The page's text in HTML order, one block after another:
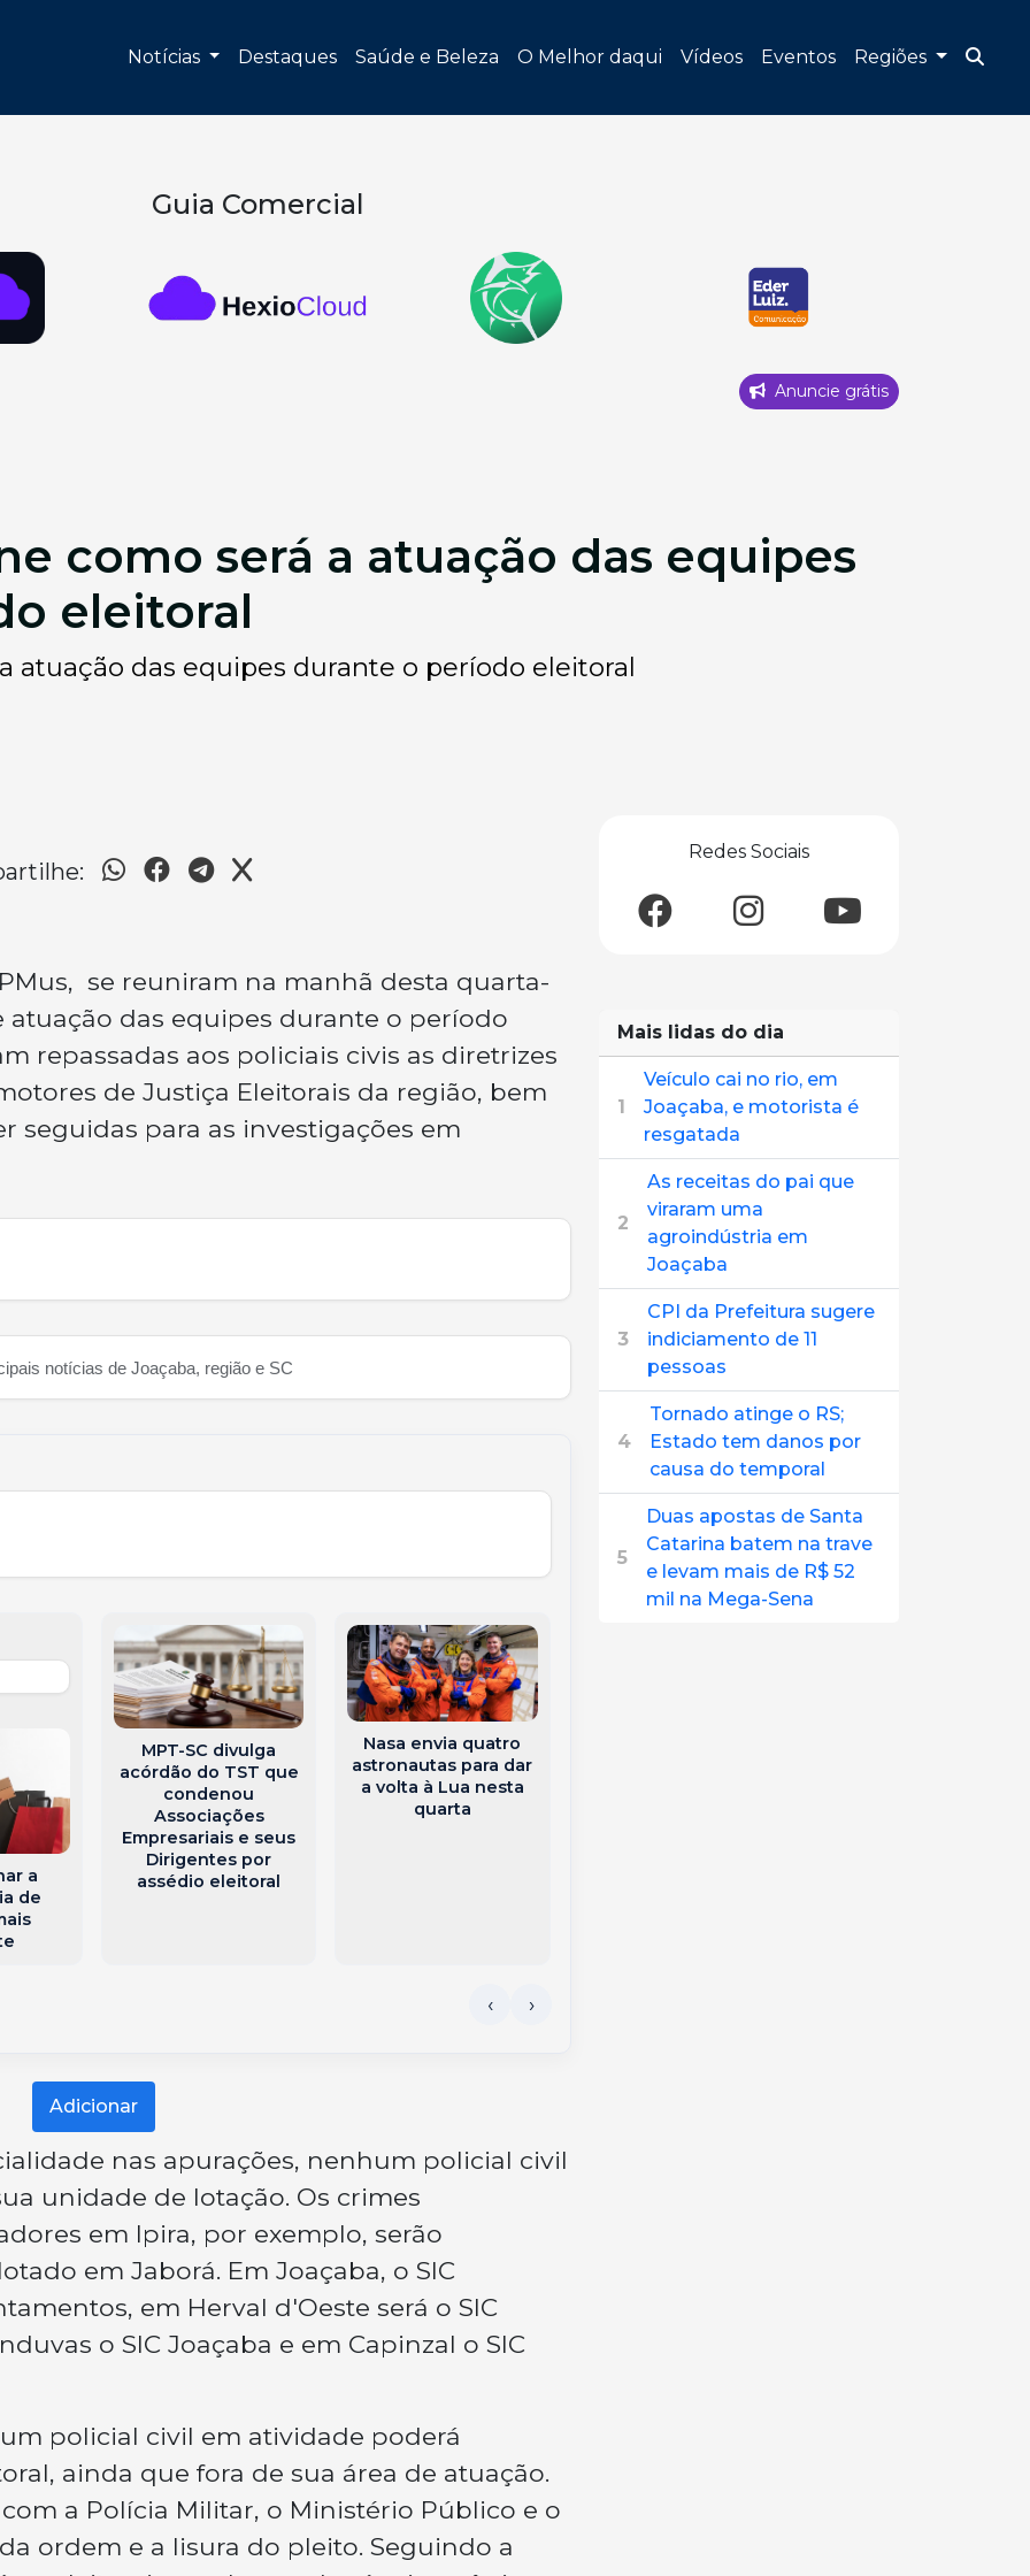
Notícias Destaques Saúde e Beleza O Melhor daqui Vídeos Eventos Regiões
Guia Comercial
Anuncie grátis
como será a atuação das equipes
eleitoral
atuação das equipes durante o período eleitoral
se reuniram na manhã desta quarta-
atuação das equipes durante o período
repassadas aos policiais civis as diretrizes
de Justiça Eleitorais da região, bem
seguidas para as investigações em
notícias de Joaçaba, região e SC
a
de
MPT-SC divulga
acórdão do TST que
condenou
Associações
Empresariais e seus
Dirigentes por
assédio eleitoral
Nasa envia quatro
astronautas para dar
a volta à Lua nesta
quarta
Adicionar
nas apurações, nenhum policial civil
unidade de lotação. Os crimes
em Ipira, por exemplo, serão
em Jaborá. Em Joaçaba, o SIC
em Herval d'Oeste será o SIC
o SIC Joaçaba e em Capinzal o SIC
policial civil em atividade poderá
ainda que fora de sua área de atuação.
a Polícia Militar, o Ministério Público e o
ordem e a lisura do pleito. Seguindo a
Redes Sociais
Mais lidas do dia
1
Veículo cai no rio, em
Joaçaba, e motorista é
resgatada
2
As receitas do pai que
viraram uma
agroindústria em
Joaçaba
3
CPI da Prefeitura sugere
indiciamento de 11
pessoas
4
Tornado atinge o RS;
Estado tem danos por
causa do temporal
5
Duas apostas de Santa
Catarina batem na trave
e levam mais de R$ 52
mil na Mega-Sena